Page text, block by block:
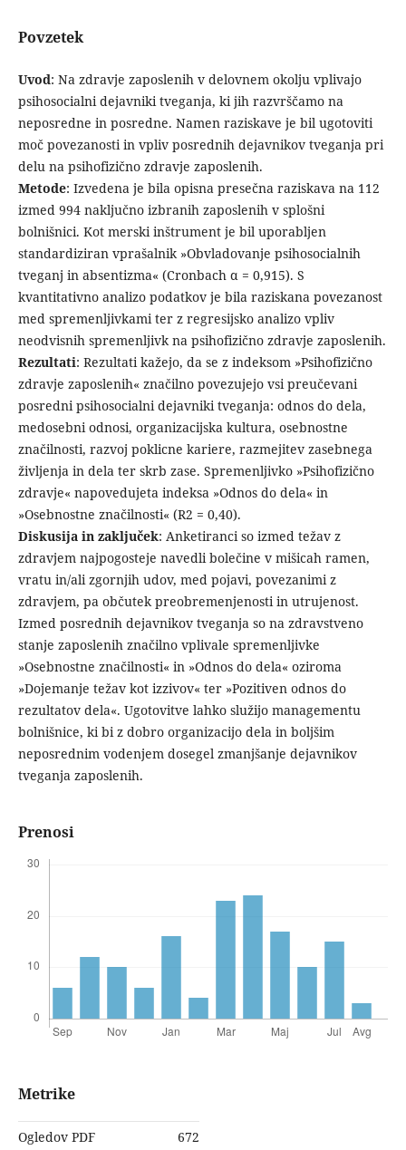
Povzetek
Uvod: Na zdravje zaposlenih v delovnem okolju vplivajo
psihosocialni dejavniki tveganja, ki jih razvrščamo na
neposredne in posredne. Namen raziskave je bil ugotoviti
moč povezanosti in vpliv posrednih dejavnikov tveganja pri
delu na psihofizično zdravje zaposlenih.
Metode: Izvedena je bila opisna presečna raziskava na 112
izmed 994 naključno izbranih zaposlenih v splošni
bolnišnici. Kot merski inštrument je bil uporabljen
standardiziran vprašalnik »Obvladovanje psihosocialnih
tveganj in absentizma« (Cronbach α = 0,915). S
kvantitativno analizo podatkov je bila raziskana povezanost
med spremenljivkami ter z regresijsko analizo vpliv
neodvisnih spremenljivk na psihofizično zdravje zaposlenih.
Rezultati: Rezultati kažejo, da se z indeksom »Psihofizično
zdravje zaposlenih« značilno povezujejo vsi preučevani
posredni psihosocialni dejavniki tveganja: odnos do dela,
medosebni odnosi, organizacijska kultura, osebnostne
značilnosti, razvoj poklicne kariere, razmejitev zasebnega
življenja in dela ter skrb zase. Spremenljivko »Psihofizično
zdravje« napovedujeta indeksa »Odnos do dela« in
»Osebnostne značilnosti« (R2 = 0,40).
Diskusija in zaključek: Anketiranci so izmed težav z
zdravjem najpogosteje navedli bolečine v mišicah ramen,
vratu in/ali zgornjih udov, med pojavi, povezanimi z
zdravjem, pa občutek preobremenjenosti in utrujenost.
Izmed posrednih dejavnikov tveganja so na zdravstveno
stanje zaposlenih značilno vplivale spremenljivke
»Osebnostne značilnosti« in »Odnos do dela« oziroma
»Dojemanje težav kot izzivov« ter »Pozitiven odnos do
rezultatov dela«. Ugotovitve lahko služijo managementu
bolnišnice, ki bi z dobro organizacijo dela in boljšim
neposrednim vodenjem dosegel zmanjšanje dejavnikov
tveganja zaposlenih.
Prenosi
Metrike
Ogledov PDF 672